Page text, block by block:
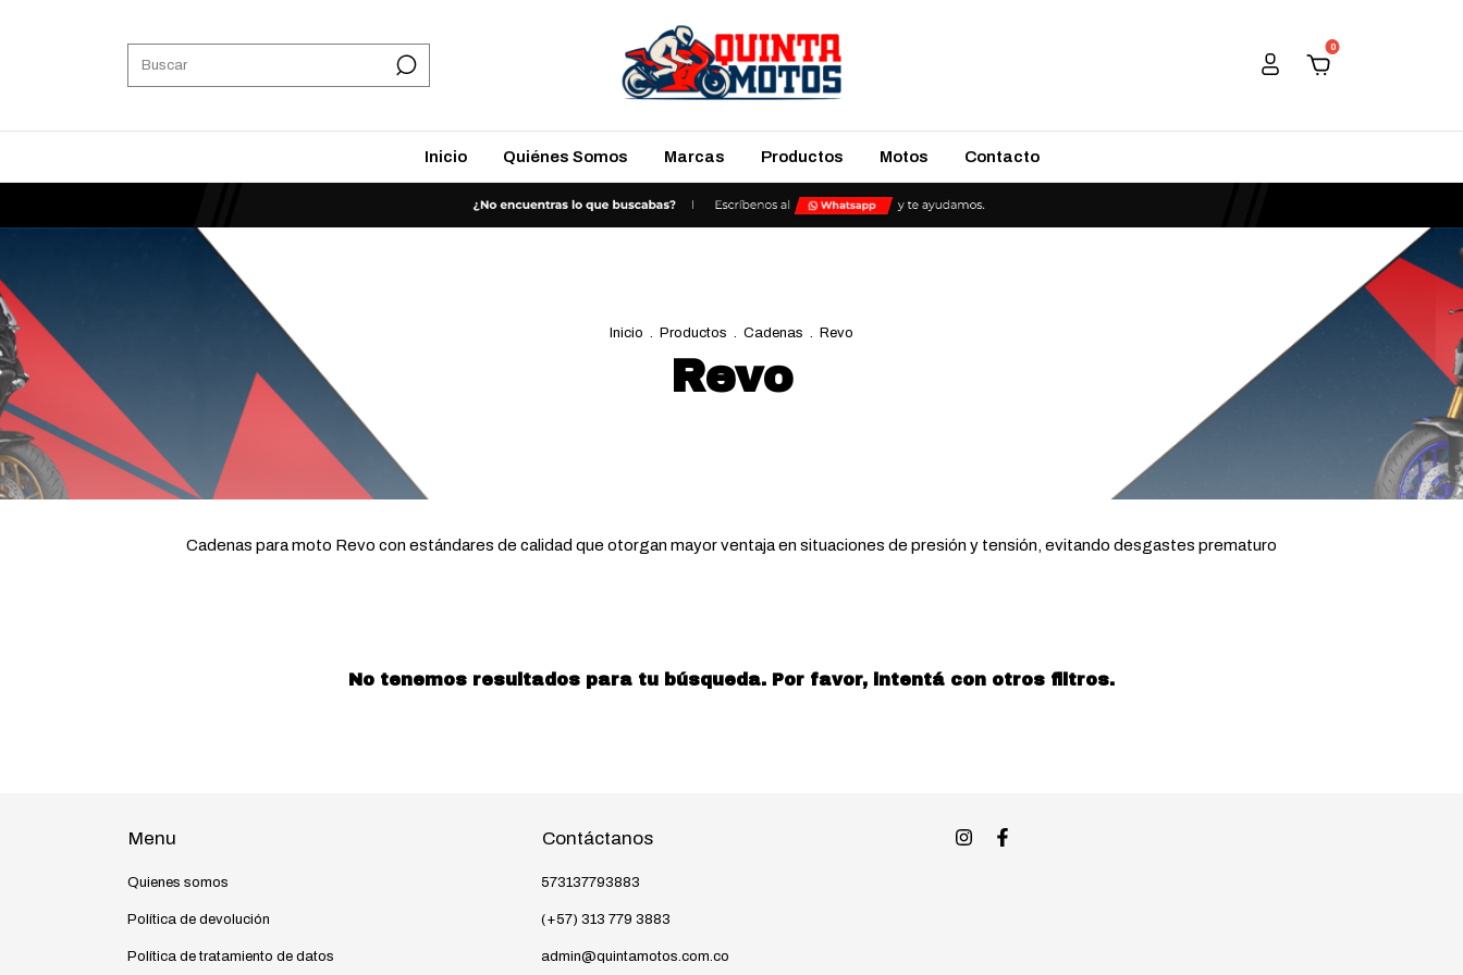
0
Inicio Quiénes Somos Marcas Productos Motos Contacto
Inicio . Productos . Cadenas . Revo
Revo
Cadenas para moto Revo con estándares de calidad que otorgan mayor ventaja en situaciones de presión y tensión, evitando desgastes prematuro
No tenemos resultados para tu búsqueda. Por favor, intentá con otros filtros.
Menu
Quienes somos
Política de devolución
Política de tratamiento de datos
Contáctanos
573137793883
(+57) 313 779 3883
admin@quintamotos.com.co